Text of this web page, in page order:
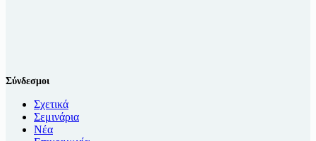
Σύνδεσμοι
Σχετικά
Σεμινάρια
Νέα